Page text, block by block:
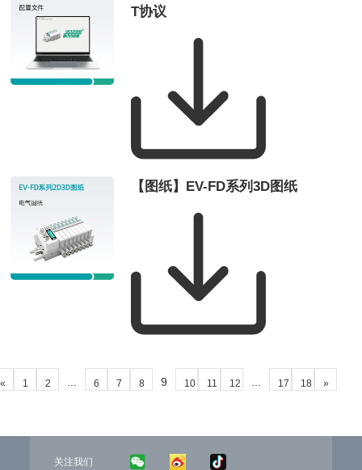
T协议
【图纸】EV-FD系列3D图纸
« 1 2 6 7 8 9 10 11 12 17 18 »
关注我们